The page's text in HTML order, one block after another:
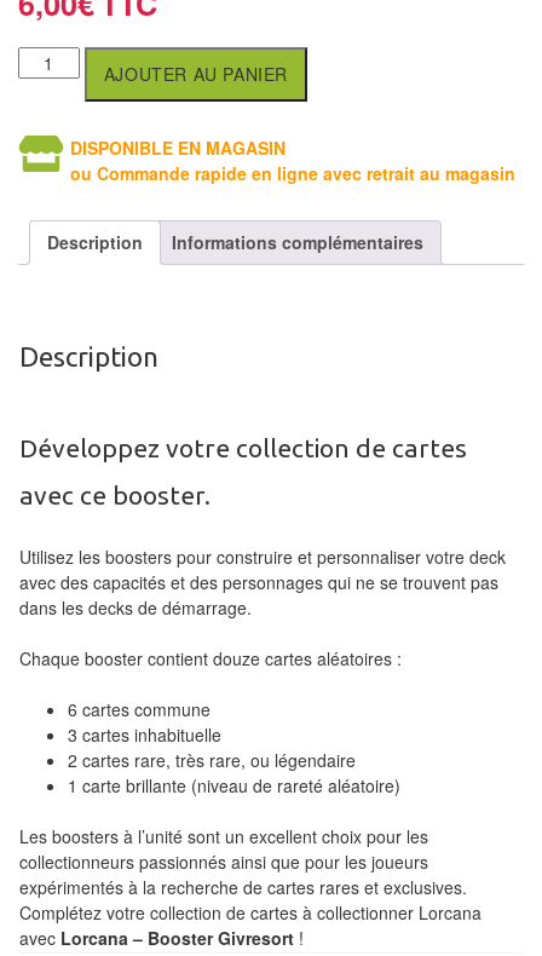
Echiquiers
air
Echiquier
Logiciels
Livres
en
Livres
en
français
Tables
Accessoires
de
société
Jeux
AJOUTER AU PANIER
DISPONIBLE EN MAGASIN
ou Commande rapide en ligne avec retrait au magasin
Description Informations complémentaires
Description
Développez votre collection de cartes
avec ce booster.
Utilisez les boosters pour construire et personnaliser votre deck
avec des capacités et des personnages qui ne se trouvent pas
dans les decks de démarrage.
Chaque booster contient douze cartes aléatoires :
6 cartes commune
3 cartes inhabituelle
2 cartes rare, très rare, ou légendaire
1 carte brillante (niveau de rareté aléatoire)
Les boosters à l’unité sont un excellent choix pour les
collectionneurs passionnés ainsi que pour les joueurs
expérimentés à la recherche de cartes rares et exclusives.
Complétez votre collection de cartes à collectionner Lorcana
avec Lorcana – Booster Givresort !